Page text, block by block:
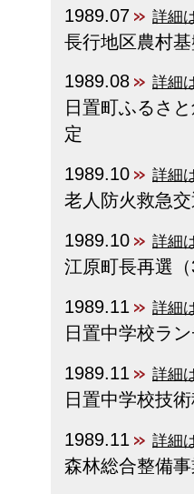
1989.07
詳細
長行地区農村
1989.08
詳細
日置町ふるさ
定
1989.10
詳細
老人防火救急
1989.10
詳細
江原町長再選（
1989.11
詳細
日置中学校ラ
1989.11
詳細
日置中学校技
1989.11
詳細
森林総合整備